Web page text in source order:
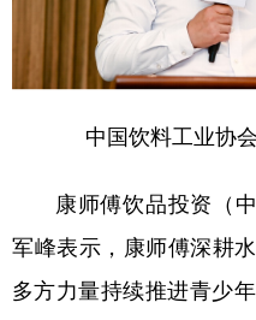
中国饮料工业协
康师傅饮品投资（
军峰表示，康师傅深耕
多方力量持续推进青少